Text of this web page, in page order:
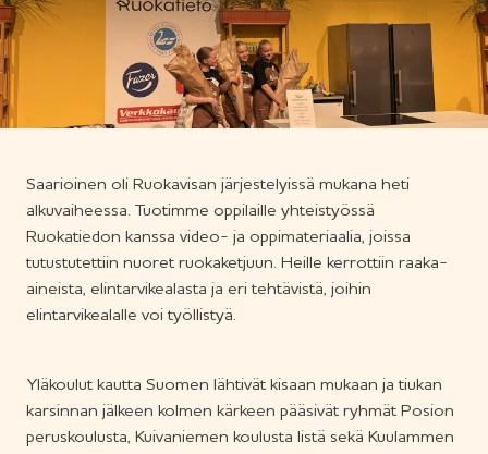
Saarioinen oli Ruokavisan järjestelyissä mukana heti
alkuvaiheessa. Tuotimme oppilaille yhteistyössä
Ruokatiedon kanssa video- ja oppimateriaalia, joissa
tutustutettiin nuoret ruokaketjuun. Heille kerrottiin raaka-
aineista, elintarvikealasta ja eri tehtävistä, joihin
elintarvikealalle voi työllistyä.
Yläkoulut kautta Suomen lähtivät kisaan mukaan ja tiukan
karsinnan jälkeen kolmen kärkeen pääsivät ryhmät Posion
peruskoulusta, Kuivaniemen koulusta Iistä sekä Kuulammen